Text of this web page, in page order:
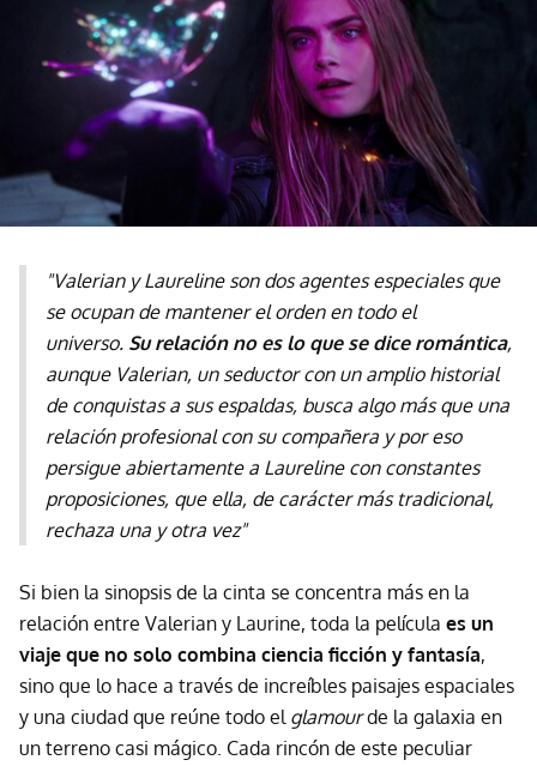
"Valerian y Laureline son dos agentes especiales que
se ocupan de mantener el orden en todo el
universo. Su relación no es lo que se dice romántica,
aunque Valerian, un seductor con un amplio historial
de conquistas a sus espaldas, busca algo más que una
relación profesional con su compañera y por eso
persigue abiertamente a Laureline con constantes
proposiciones, que ella, de carácter más tradicional,
rechaza una y otra vez"
Si bien la sinopsis de la cinta se concentra más en la
relación entre Valerian y Laurine, toda la película es un
viaje que no solo combina ciencia ficción y fantasía,
sino que lo hace a través de increíbles paisajes espaciales
y una ciudad que reúne todo el glamourde la galaxia en
un terreno casi mágico. Cada rincón de este peculiar